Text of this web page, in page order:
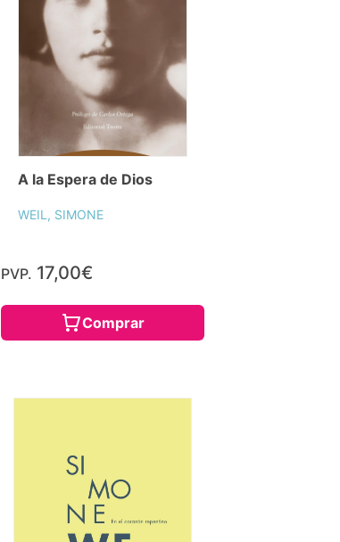
A la Espera de Dios
WEIL, SIMONE
PVP. 17,00€
Comprar